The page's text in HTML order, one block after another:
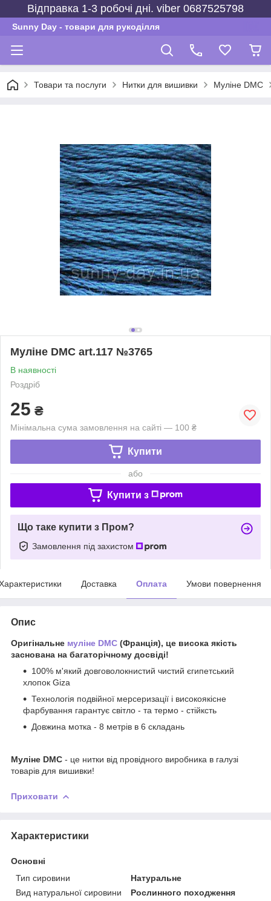
Відправка 1-3 робочі дні. viber 0687525798
Sunny Day - товари для рукоділля
Товари та послуги Нитки для вишивки Муліне DMC
Муліне DMC art.117 №3765
В наявності
Роздріб
25 ₴
Мінімальна сума замовлення на сайті — 100 ₴
Купити
або
Купити з
Що таке купити з Пром?
Замовлення під захистом
Доставка Оплата Умови повернення
Опис
Оригінальне муліне DMC (Франція), це висока якість
заснована на багаторічному досвіді!
100% м'який довговолокнистий чистий єгипетський
хлопок Giza
Технологія подвійної мерсеризації і високоякісне
фарбування гарантує світло - та термо - стійксть
Довжина мотка - 8 метрів в 6 складань
Муліне DMC - це нитки від провідного виробника в галузі
товарів для вишивки!
Приховати
Характеристики
Основні
Тип сировини
Натуральне
Вид натуральної сировини
Рослинного походження